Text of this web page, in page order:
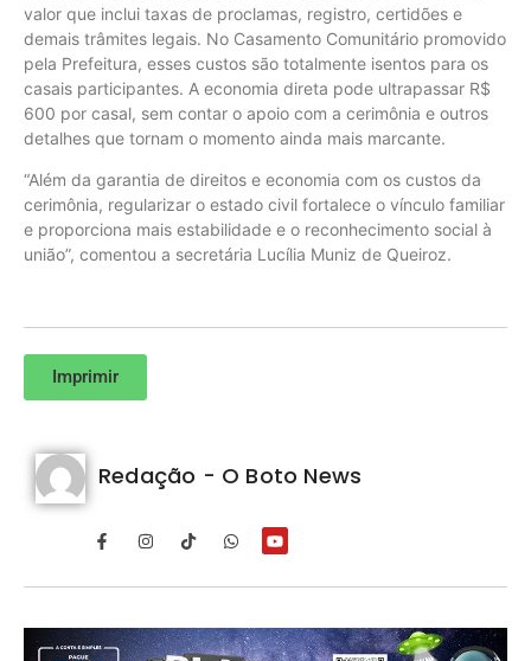
valor que inclui taxas de proclamas, registro, certidões e
demais trâmites legais. No Casamento Comunitário promovido
pela Prefeitura, esses custos são totalmente isentos para os
casais participantes. A economia direta pode ultrapassar R$
600 por casal, sem contar o apoio com a cerimônia e outros
detalhes que tornam o momento ainda mais marcante.
“Além da garantia de direitos e economia com os custos da
cerimônia, regularizar o estado civil fortalece o vínculo familiar
e proporciona mais estabilidade e o reconhecimento social à
união”, comentou a secretária Lucília Muniz de Queiroz.
Imprimir
Redação - O Boto News